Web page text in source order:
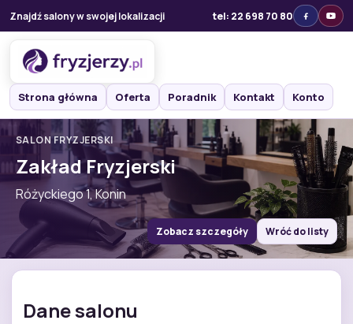
Znajdź salony w swojej lokalizacji tel: 22 698 70 80
Strona główna Oferta Poradnik Kontakt Konto
SALON FRYZJERSKI
Zakład Fryzjerski
Różyckiego 1, Konin
Zobacz szczegóły Wróć do listy
Dane salonu